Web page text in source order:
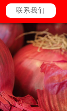
联系我们